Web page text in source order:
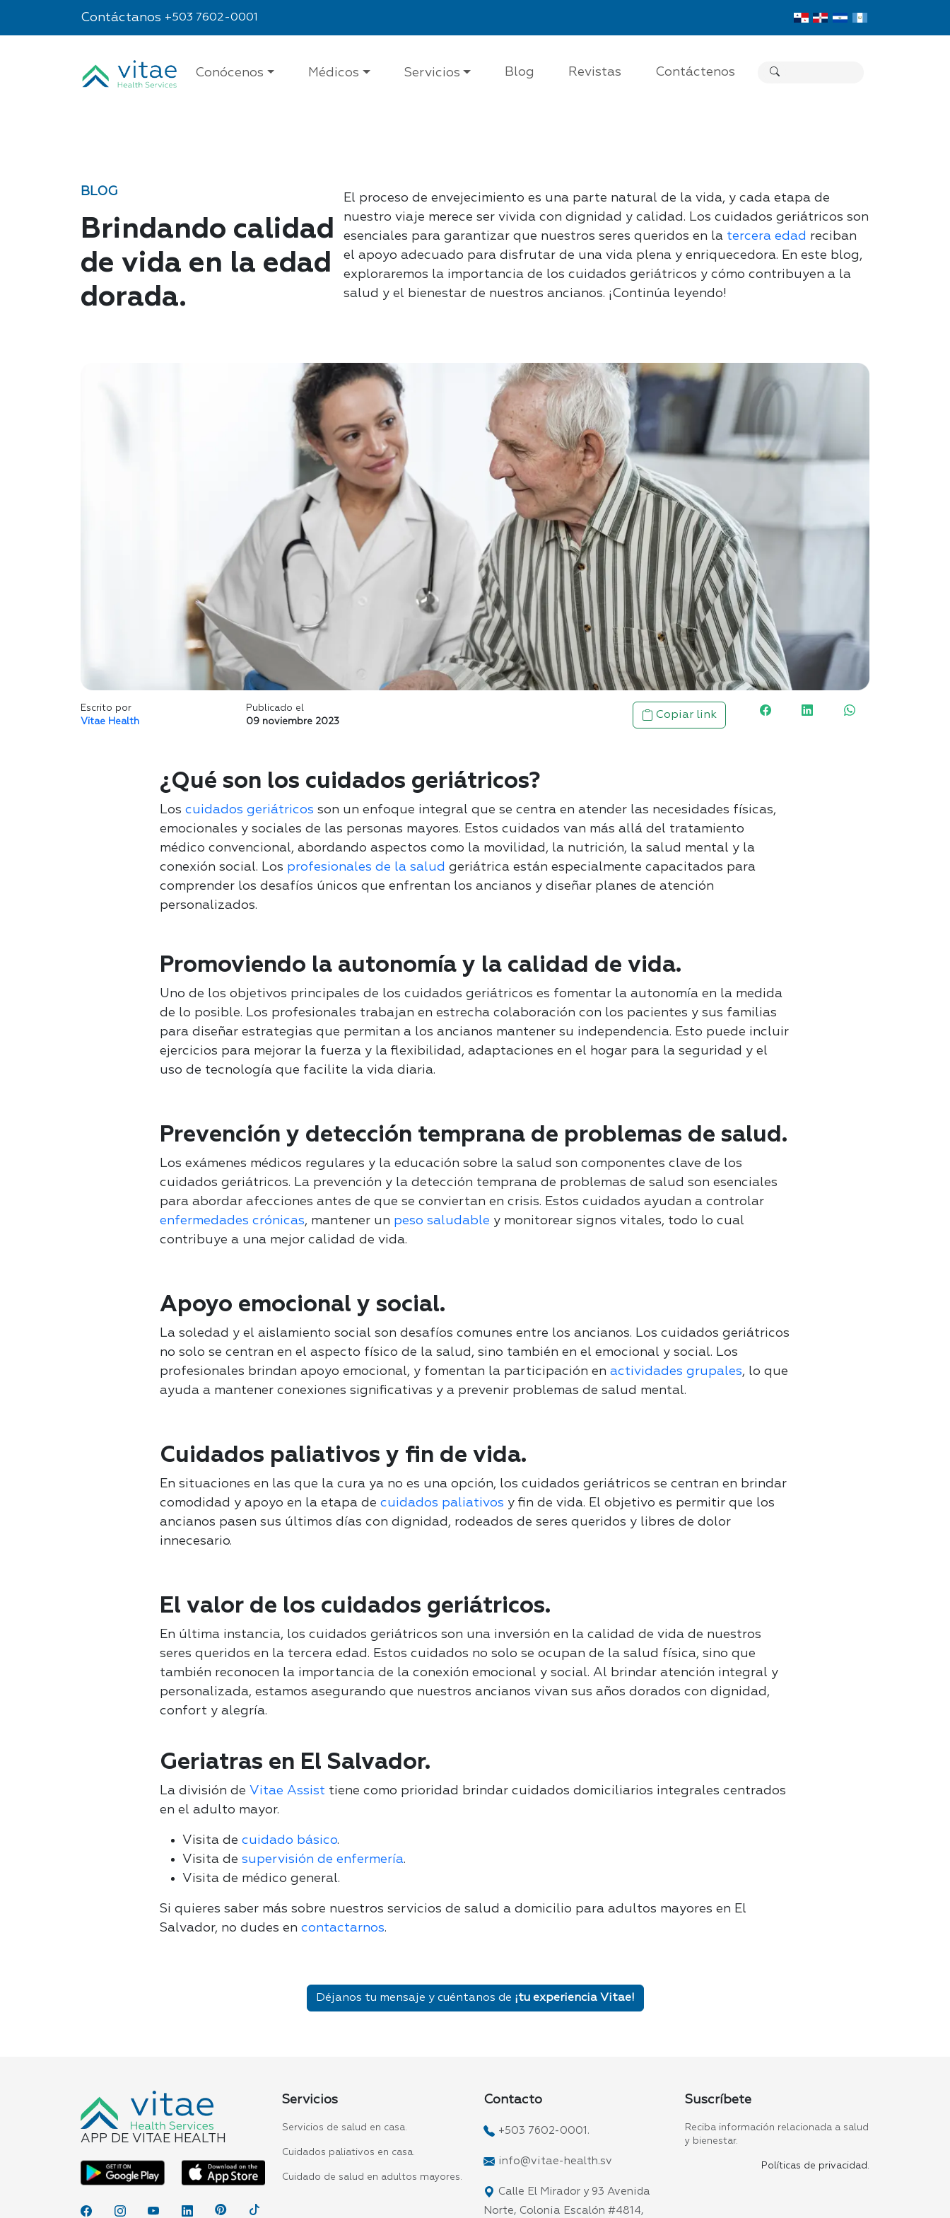
Contáctanos +503 7602-0001
Conócenos Médicos Servicios Blog Revistas Contáctenos
BLOG
Brindando calidad
de vida en la edad
dorada.
El proceso de envejecimiento es una parte natural de la vida, y cada etapa de
nuestro viaje merece ser vivida con dignidad y calidad. Los cuidados geriátricos son
esenciales para garantizar que nuestros seres queridos en la tercera edad reciban
el apoyo adecuado para disfrutar de una vida plena y enriquecedora. En este blog,
exploraremos la importancia de los cuidados geriátricos y cómo contribuyen a la
salud y el bienestar de nuestros ancianos. ¡Continúa leyendo!
Escrito por
Vitae Health
Publicado el
09 noviembre 2023
Copiar link
¿Qué son los cuidados geriátricos?
Los cuidados geriátricos son un enfoque integral que se centra en atender las necesidades físicas,
emocionales y sociales de las personas mayores. Estos cuidados van más allá del tratamiento
médico convencional, abordando aspectos como la movilidad, la nutrición, la salud mental y la
conexión social. Los profesionales de la salud geriátrica están especialmente capacitados para
comprender los desafíos únicos que enfrentan los ancianos y diseñar planes de atención
personalizados.
Promoviendo la autonomía y la calidad de vida.
Uno de los objetivos principales de los cuidados geriátricos es fomentar la autonomía en la medida
de lo posible. Los profesionales trabajan en estrecha colaboración con los pacientes y sus familias
para diseñar estrategias que permitan a los ancianos mantener su independencia. Esto puede incluir
ejercicios para mejorar la fuerza y la flexibilidad, adaptaciones en el hogar para la seguridad y el
uso de tecnología que facilite la vida diaria.
Prevención y detección temprana de problemas de salud.
Los exámenes médicos regulares y la educación sobre la salud son componentes clave de los
cuidados geriátricos. La prevención y la detección temprana de problemas de salud son esenciales
para abordar afecciones antes de que se conviertan en crisis. Estos cuidados ayudan a controlar
enfermedades crónicas, mantener un peso saludable y monitorear signos vitales, todo lo cual
contribuye a una mejor calidad de vida.
Apoyo emocional y social.
La soledad y el aislamiento social son desafíos comunes entre los ancianos. Los cuidados geriátricos
no solo se centran en el aspecto físico de la salud, sino también en el emocional y social. Los
profesionales brindan apoyo emocional, y fomentan la participación en actividades grupales, lo que
ayuda a mantener conexiones significativas y a prevenir problemas de salud mental.
Cuidados paliativos y fin de vida.
En situaciones en las que la cura ya no es una opción, los cuidados geriátricos se centran en brindar
comodidad y apoyo en la etapa de cuidados paliativos y fin de vida. El objetivo es permitir que los
ancianos pasen sus últimos días con dignidad, rodeados de seres queridos y libres de dolor
innecesario.
El valor de los cuidados geriátricos.
En última instancia, los cuidados geriátricos son una inversión en la calidad de vida de nuestros
seres queridos en la tercera edad. Estos cuidados no solo se ocupan de la salud física, sino que
también reconocen la importancia de la conexión emocional y social. Al brindar atención integral y
personalizada, estamos asegurando que nuestros ancianos vivan sus años dorados con dignidad,
confort y alegría.
Geriatras en El Salvador.
La división de Vitae Assist tiene como prioridad brindar cuidados domiciliarios integrales centrados
en el adulto mayor.
Visita de cuidado básico.
Visita de supervisión de enfermería.
Visita de médico general.
Si quieres saber más sobre nuestros servicios de salud a domicilio para adultos mayores en El
Salvador, no dudes en contactarnos.
Déjanos tu mensaje y cuéntanos de ¡tu experiencia Vitae!
APP DE VITAE HEALTH
Servicios
Servicios de salud en casa.
Cuidados paliativos en casa.
Cuidado de salud en adultos mayores.
Contacto
+503 7602-0001.
info@vitae-health.sv
Calle El Mirador y 93 Avenida
Norte, Colonia Escalón #4814,
Suscríbete
Reciba información relacionada a salud
y bienestar.
Políticas de privacidad.